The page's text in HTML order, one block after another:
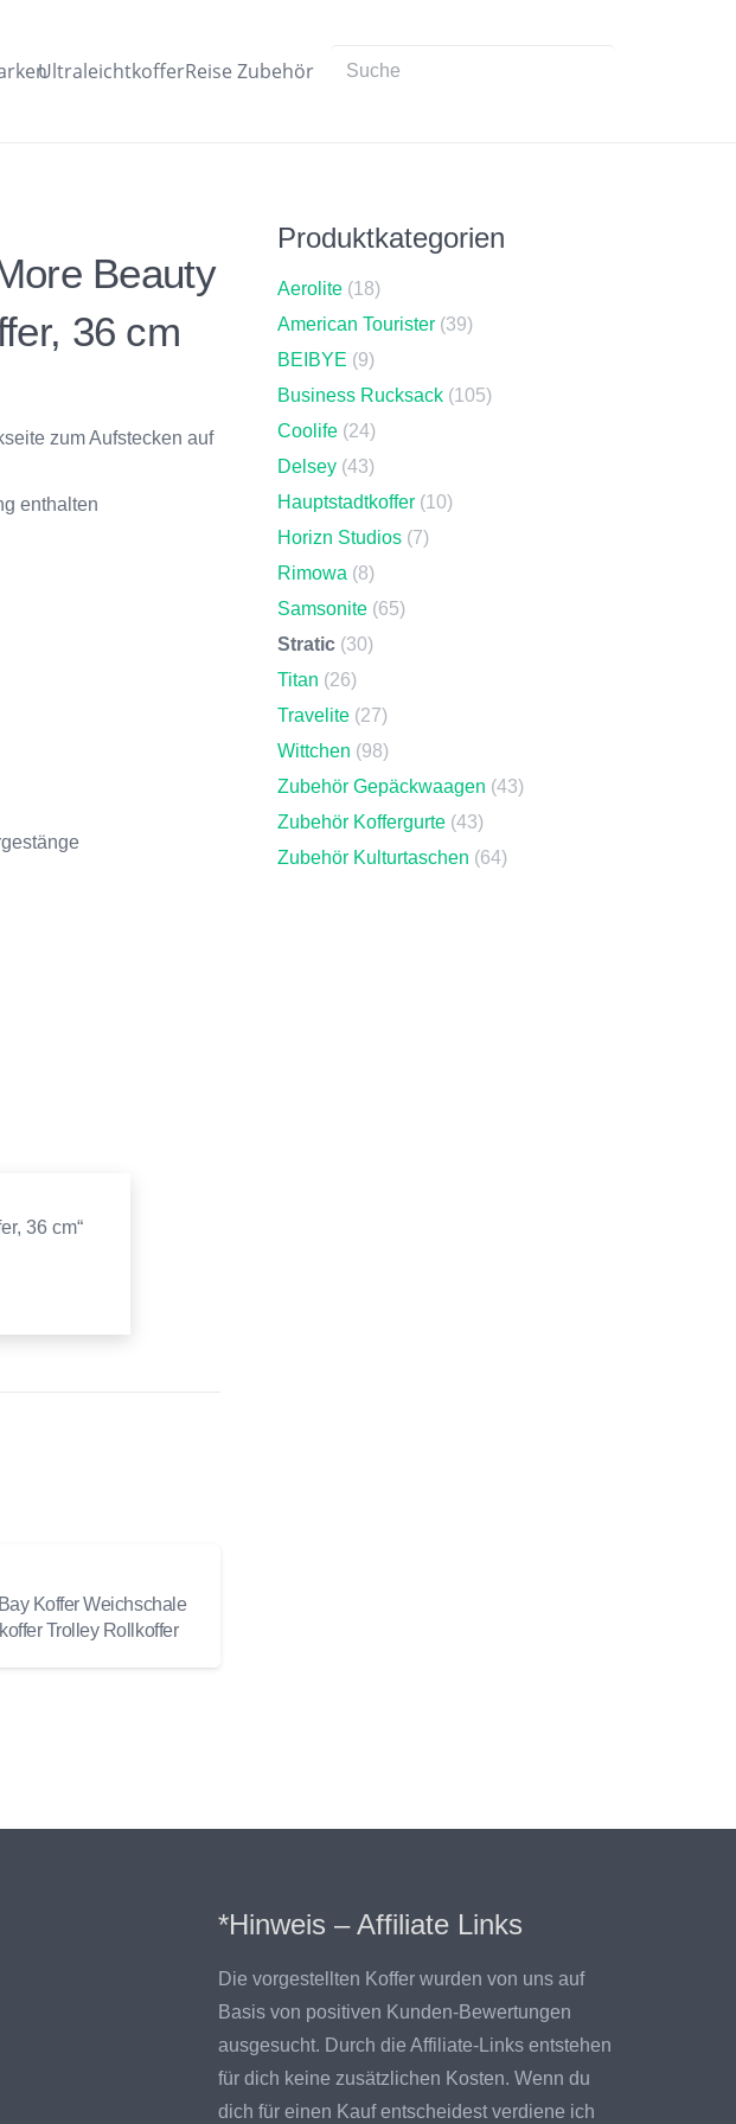
UltraleichtkofferReise Zubehör
Beauty
36 cm
zum Aufstecken auf
enthalten
36 cm“
Koffer Weichschale
Trolley Rollkoffer
Produktkategorien
Aerolite (18)
American Tourister (39)
BEIBYE (9)
Business Rucksack (105)
Coolife (24)
Delsey (43)
Hauptstadtkoffer (10)
Horizn Studios (7)
Rimowa (8)
Samsonite (65)
Stratic (30)
Titan (26)
Travelite (27)
Wittchen (98)
Zubehör Gepäckwaagen (43)
Zubehör Koffergurte (43)
Zubehör Kulturtaschen (64)
*Hinweis – Affiliate Links
Die vorgestellten Koffer wurden von uns auf
Basis von positiven Kunden-Bewertungen
ausgesucht. Durch die Affiliate-Links entstehen
für dich keine zusätzlichen Kosten. Wenn du
dich für einen Kauf entscheidest verdiene ich